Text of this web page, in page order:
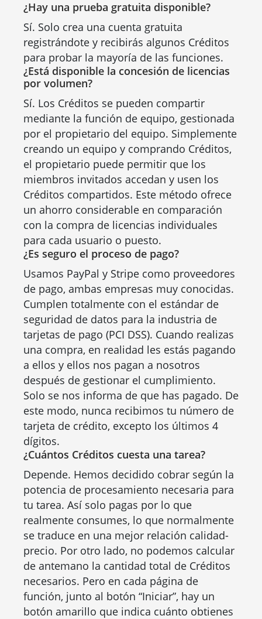
¿Hay una prueba gratuita disponible?
Sí. Solo crea una cuenta gratuita
registrándote y recibirás algunos Créditos
para probar la mayoría de las funciones.
¿Está disponible la concesión de licencias
por volumen?
Sí. Los Créditos se pueden compartir
mediante la función de equipo, gestionada
por el propietario del equipo. Simplemente
creando un equipo y comprando Créditos,
el propietario puede permitir que los
miembros invitados accedan y usen los
Créditos compartidos. Este método ofrece
un ahorro considerable en comparación
con la compra de licencias individuales
para cada usuario o puesto.
¿Es seguro el proceso de pago?
Usamos PayPal y Stripe como proveedores
de pago, ambas empresas muy conocidas.
Cumplen totalmente con el estándar de
seguridad de datos para la industria de
tarjetas de pago (PCI DSS). Cuando realizas
una compra, en realidad les estás pagando
a ellos y ellos nos pagan a nosotros
después de gestionar el cumplimiento.
Solo se nos informa de que has pagado. De
este modo, nunca recibimos tu número de
tarjeta de crédito, excepto los últimos 4
dígitos.
¿Cuántos Créditos cuesta una tarea?
Depende. Hemos decidido cobrar según la
potencia de procesamiento necesaria para
tu tarea. Así solo pagas por lo que
realmente consumes, lo que normalmente
se traduce en una mejor relación calidad-
precio. Por otro lado, no podemos calcular
de antemano la cantidad total de Créditos
necesarios. Pero en cada página de
función, junto al botón “Iniciar”, hay un
botón amarillo que indica cuánto obtienes